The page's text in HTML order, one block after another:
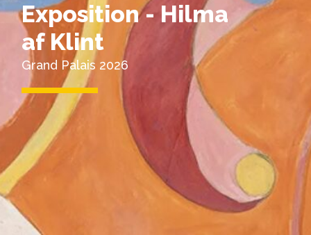
Exposition - Hilma
af Klint
Grand Palais 2026